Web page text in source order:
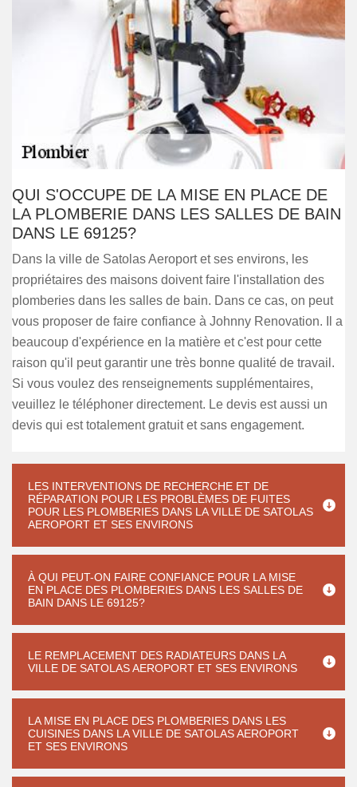
QUI S'OCCUPE DE LA MISE EN PLACE DE
LA PLOMBERIE DANS LES SALLES DE BAIN
DANS LE 69125?
Dans la ville de Satolas Aeroport et ses environs, les
propriétaires des maisons doivent faire l'installation des
plomberies dans les salles de bain. Dans ce cas, on peut
vous proposer de faire confiance à Johnny Renovation. Il a
beaucoup d'expérience en la matière et c'est pour cette
raison qu'il peut garantir une très bonne qualité de travail.
Si vous voulez des renseignements supplémentaires,
veuillez le téléphoner directement. Le devis est aussi un
devis qui est totalement gratuit et sans engagement.
LES INTERVENTIONS DE RECHERCHE ET DE
RÉPARATION POUR LES PROBLÈMES DE FUITES
POUR LES PLOMBERIES DANS LA VILLE DE SATOLAS
AEROPORT ET SES ENVIRONS
À QUI PEUT-ON FAIRE CONFIANCE POUR LA MISE
EN PLACE DES PLOMBERIES DANS LES SALLES DE
BAIN DANS LE 69125?
LE REMPLACEMENT DES RADIATEURS DANS LA
VILLE DE SATOLAS AEROPORT ET SES ENVIRONS
LA MISE EN PLACE DES PLOMBERIES DANS LES
CUISINES DANS LA VILLE DE SATOLAS AEROPORT
ET SES ENVIRONS